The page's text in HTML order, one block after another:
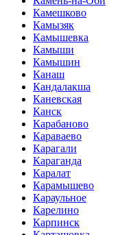
Камешково
Камызяк
Камышевка
Камыши
Камышин
Канаш
Кандалакша
Каневская
Канск
Карабаново
Караваево
Карагали
Караганда
Каралат
Карамышево
Караульное
Карелино
Карпинск